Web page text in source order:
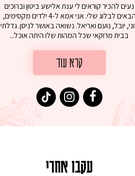
נעים להכיר קוראים לי ענת אלישע ביטון וברוכים
הבאים לבלוג שלי. אני אמא ל-4 ילדים מקסימים,
יובל, נועם ואריאל. נשואה באושר לניסן. גדלתי
בבית מרוקאי שכל המהות שלו היתה אוכל...
קרא עוד
עקבו אחרי